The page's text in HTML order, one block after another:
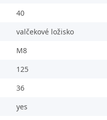
40
valčekové ložisko
M8
125
36
yes